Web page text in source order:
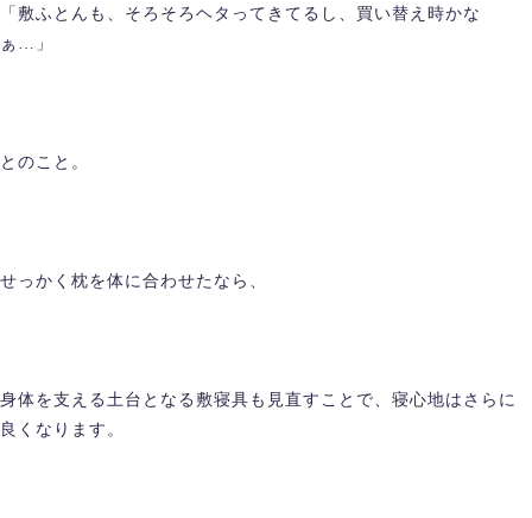
「敷ふとんも、そろそろヘタってきてるし、買い替え時かな
ぁ…」
とのこと。
せっかく枕を体に合わせたなら、
身体を支える土台となる敷寝具も見直すことで、寝心地はさらに
良くなります。